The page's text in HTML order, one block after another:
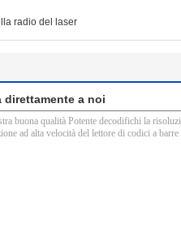
radio del laser
direttamente a noi